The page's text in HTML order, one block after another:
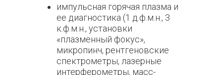
импульсная горячая плазма и
ее диагностика (1 д.ф.м.н., 3
к.ф.м.н., установки
«плазменный фокус»,
микропинч, рентгеновские
спектрометры, лазерные
интерферометры, масс-